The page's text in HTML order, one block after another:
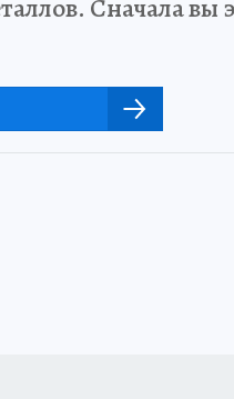
Сначала вы